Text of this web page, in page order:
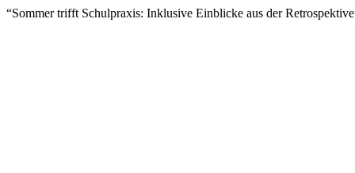
“Sommer trifft Schulpraxis: Inklusive Einblicke aus der